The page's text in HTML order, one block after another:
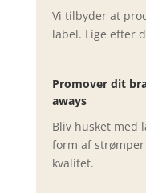
Vi tilbyder at
label. Lige efter
Promover dit
aways
Bliv husket med
form af
kvalitet.